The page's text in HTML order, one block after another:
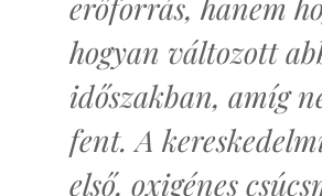
erőforrás, hanem
hogyan változott
időszakban, amíg
fent. A
első, oxigénes